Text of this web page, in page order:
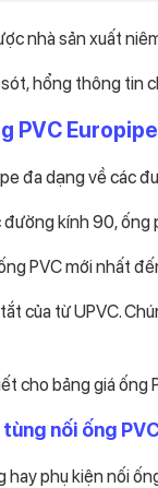
nhà sản xuất
hổng thông tin
PVC Europipe
đa dạng về các
kính 90, ống
PVC mới nhất
của từ UPVC.
cho bảng giá ống
nối ống
hay phụ kiện nối